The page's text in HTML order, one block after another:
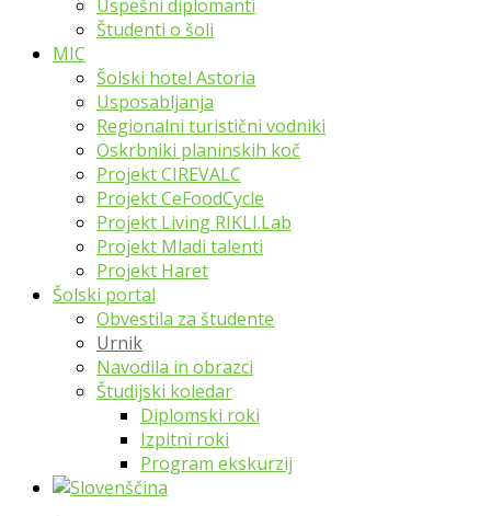
Uspešni diplomanti
Študenti o šoli
MIC
Šolski hotel Astoria
Usposabljanja
Regionalni turistični vodniki
Oskrbniki planinskih koč
Projekt CIREVALC
Projekt CeFoodCycle
Projekt Living RIKLI.Lab
Projekt Mladi talenti
Projekt Haret
Šolski portal
Obvestila za študente
Urnik
Navodila in obrazci
Študijski koledar
Diplomski roki
Izpitni roki
Program ekskurzij